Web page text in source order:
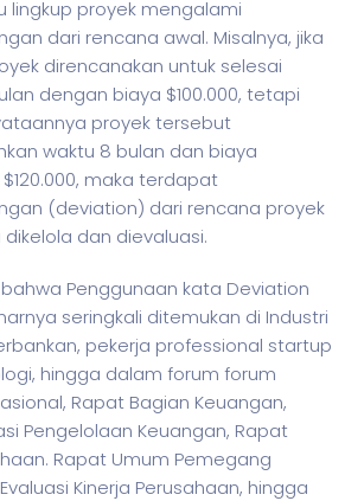
lingkup proyek mengalami
dari rencana awal. Misalnya, jika
direncanakan untuk selesai
dengan biaya $100.000, tetapi
proyek tersebut
waktu 8 bulan dan biaya
maka terdapat
(deviation) dari rencana proyek
dan dievaluasi.
Penggunaan kata Deviation
seringkali ditemukan di Industri
pekerja professional startup
hingga dalam forum forum
Rapat Bagian Keuangan,
Pengelolaan Keuangan, Rapat
Rapat Umum Pemegang
Kinerja Perusahaan, hingga